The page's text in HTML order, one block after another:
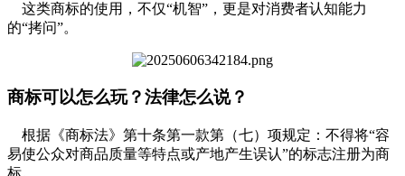
这类商标的使用，不仅“机智”，更是对消费者认知能力
的“拷问”。
商标可以怎么玩？法律怎么说？
根据《商标法》第十条第一款第（七）项规定：不得将“容
易使公众对商品质量等特点或产地产生误认”的标志注册为商
标。